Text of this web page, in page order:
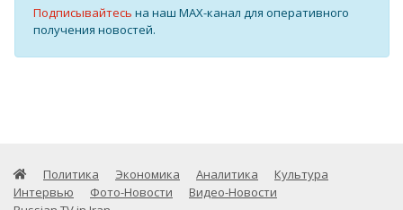
Подписывайтесь на наш MAX-канал для оперативного
получения новостей.
Политика Экономика Аналитика
Культура
Интервью
Фото-Новости
Видео-Новости